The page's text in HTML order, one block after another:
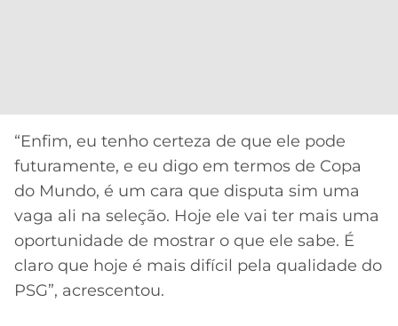
“Enfim, eu tenho certeza de que ele pode
futuramente, e eu digo em termos de Copa
do Mundo, é um cara que disputa sim uma
vaga ali na seleção. Hoje ele vai ter mais uma
oportunidade de mostrar o que ele sabe. É
claro que hoje é mais difícil pela qualidade do
PSG”, acrescentou.